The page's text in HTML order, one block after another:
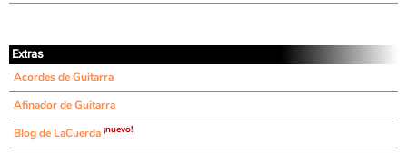
Extras
Acordes de Guitarra
Afinador de Guitarra
Blog de LaCuerda ¡nuevo!